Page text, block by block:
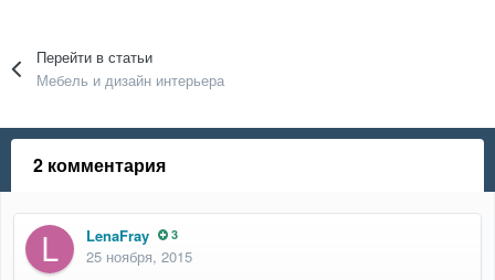
Перейти в статьи
Мебель и дизайн интерьера
2 комментария
LenaFray 3
25 ноября, 2015